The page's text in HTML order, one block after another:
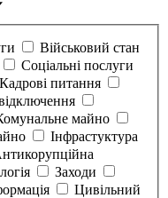
Військовий стан
Соціальні послуги
Кадрові питання
майно
Інфрастуктура
Заходи
Цивільний